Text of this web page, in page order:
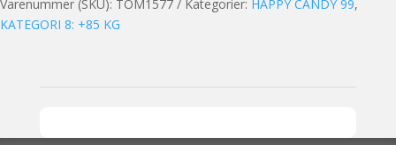
Varenummer (SKU): TOM1577 Kategorier: HAPPY CANDY 99,
KATEGORI 8: +85 KG